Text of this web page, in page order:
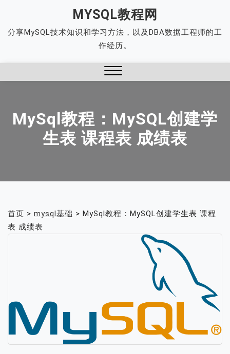
content
MYSQL教程网
分享MySQL技术知识和学习方法，以及DBA数据工程师的工
作经历。
MySql教程：MySQL创建学
生表 课程表 成绩表
首页 > mysql基础 > MySql教程：MySQL创建学生表 课程
表 成绩表